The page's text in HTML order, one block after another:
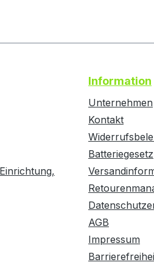
Information
Unternehmen
Kontakt
Batteriegesetz
AGB
Impressum